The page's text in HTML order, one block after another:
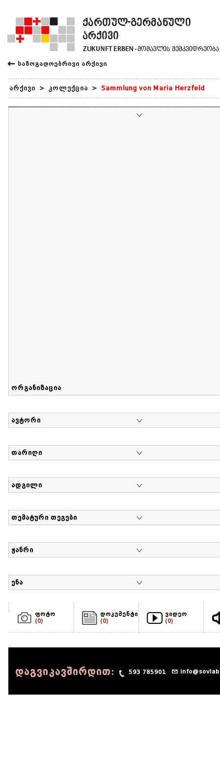
← საზოგადოებრივი არქივი
არქივი > კოლექცია > Sammlung von Maria Herzfeld
ორგანიზაცია
ავტორი
თარიღი
ადგილი
თემატური თეგები
ჟანრი
ენა
ფოტო
(0)
დოკუმენტი
(0)
ვიდეო
(0)
დაგვიკავშირდით: 593 785901